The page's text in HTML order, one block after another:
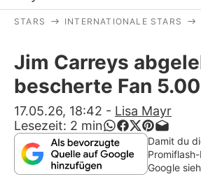
Stars
Filme & Serien
Lifestyle
Familie & Liebe
STARS INTERNATIONALE STARS
Jim Carreys
bescherte Fan
17.05.26, 18:42 - Lisa Mayr
Lesezeit: 2 min
Damit du
Google